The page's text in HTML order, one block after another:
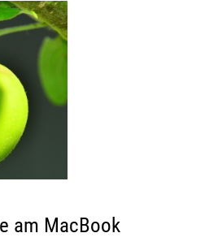
am MacBook